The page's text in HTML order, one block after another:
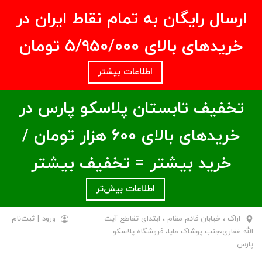
ارسال رایگان به تمام نقاط ایران در
خریدهای بالای ۵/950/000 تومان
اطلاعات بیشتر
تخفیف تابستان پلاسکو پارس در
خریدهای بالای ۶00 هزار تومان /
خرید بیشتر = تخفیف بیشتر
اطلاعات بیش‌تر
اراک ، خیابان قائم مقام ، ابتدای تقاطع آیت
الله غفاری،جنب پوشاک مایا، فروشگاه پلاسکو
پارس
ورود | ثبت‌نام